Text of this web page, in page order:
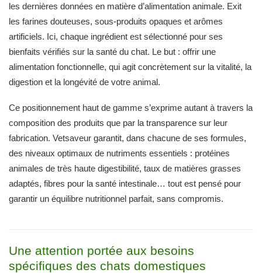
les dernières données en matière d’alimentation animale. Exit
les farines douteuses, sous-produits opaques et arômes
artificiels. Ici, chaque ingrédient est sélectionné pour ses
bienfaits vérifiés sur la santé du chat. Le but : offrir une
alimentation fonctionnelle, qui agit concrètement sur la vitalité, la
digestion et la longévité de votre animal.
Ce positionnement haut de gamme s’exprime autant à travers la
composition des produits que par la transparence sur leur
fabrication. Vetsaveur garantit, dans chacune de ses formules,
des niveaux optimaux de nutriments essentiels : protéines
animales de très haute digestibilité, taux de matières grasses
adaptés, fibres pour la santé intestinale… tout est pensé pour
garantir un équilibre nutritionnel parfait, sans compromis.
Une attention portée aux besoins
spécifiques des chats domestiques